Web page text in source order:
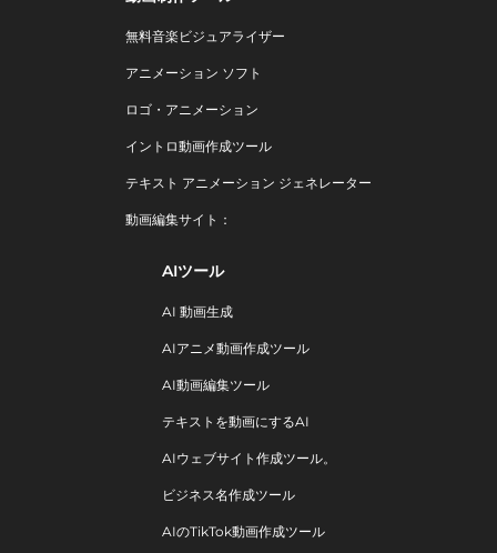
無料音楽ビジュアライザー
アニメーション ソフト
ロゴ・アニメーション
イントロ動画作成ツール
テキスト アニメーション ジェネレーター
動画編集サイト：
AIツール
AI 動画生成
AIアニメ動画作成ツール
AI動画編集ツール
テキストを動画にするAI
AIウェブサイト作成ツール。
ビジネス名作成ツール
AIのTikTok動画作成ツール